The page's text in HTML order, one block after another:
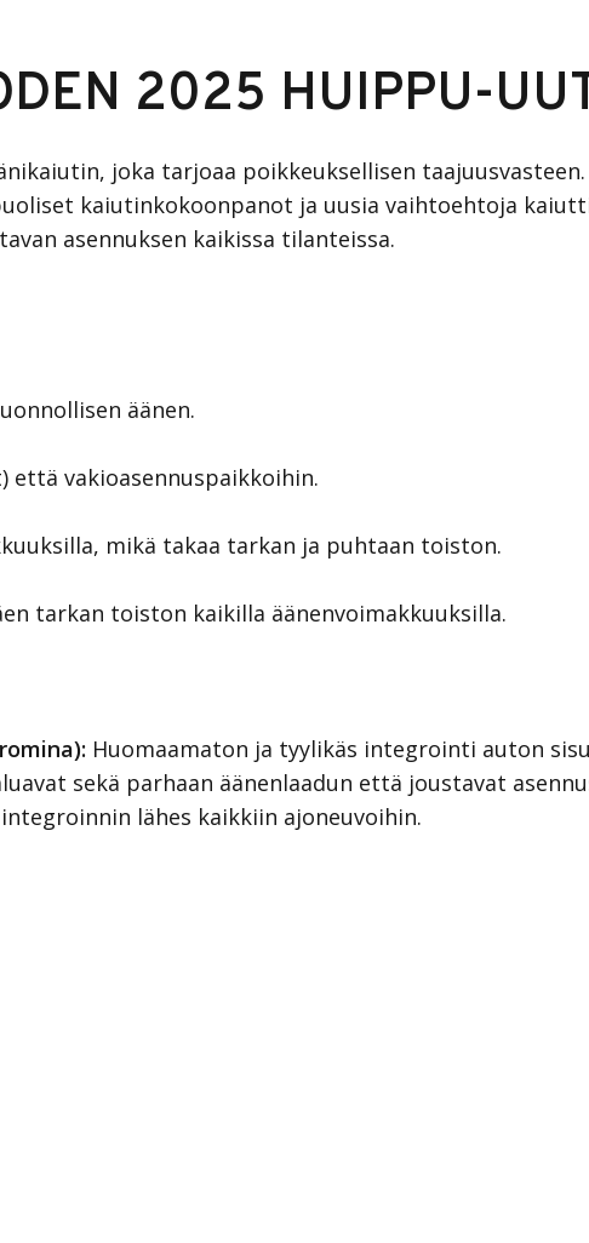
2025 HUIPPU-
joka tarjoaa poikkeuksellisen taajuusvasteen.
kaiutinkokoonpanot ja uusia vaihtoehtoja
asennuksen kaikissa tilanteissa.
äänen.
että vakioasennuspaikkoihin.
mikä takaa tarkan ja puhtaan toiston.
tarkan toiston kaikilla äänenvoimakkuuksilla.
Huomaamaton ja tyylikäs integrointi auton
sekä parhaan äänenlaadun että joustavat
lähes kaikkiin ajoneuvoihin.